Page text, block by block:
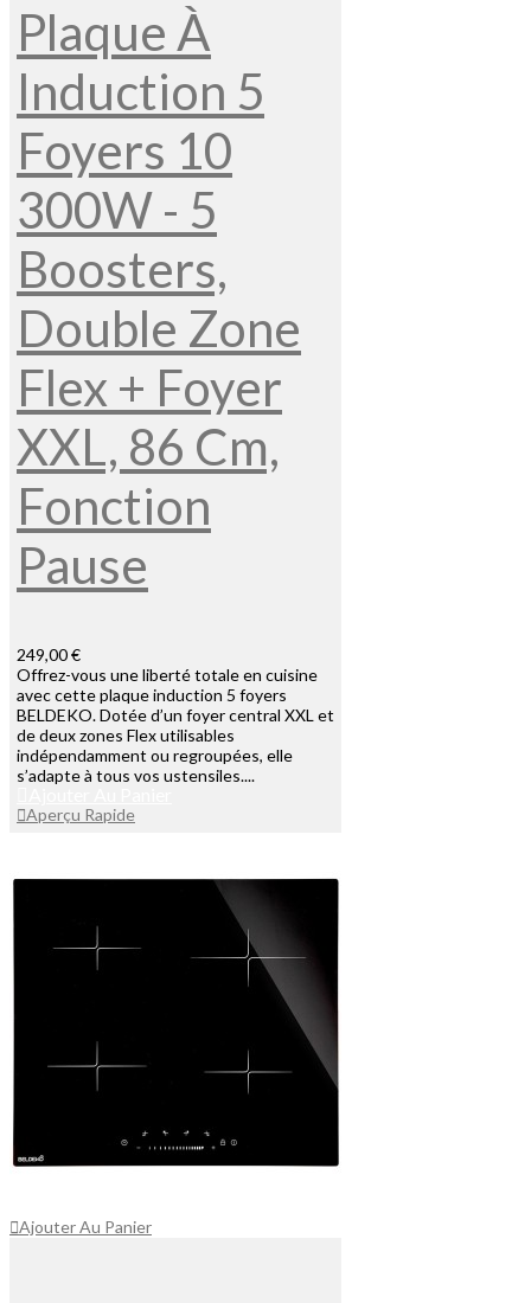
Plaque À
Induction 5
Foyers 10
300W - 5
Boosters,
Double Zone
Flex + Foyer
XXL, 86 Cm,
Fonction
Pause
249,00 €
Offrez-vous une liberté totale en cuisine
avec cette plaque induction 5 foyers
BELDEKO. Dotée d’un foyer central XXL et
de deux zones Flex utilisables
indépendamment ou regroupées, elle
s’adapte à tous vos ustensiles....
Aperçu Rapide
Ajouter Au Panier